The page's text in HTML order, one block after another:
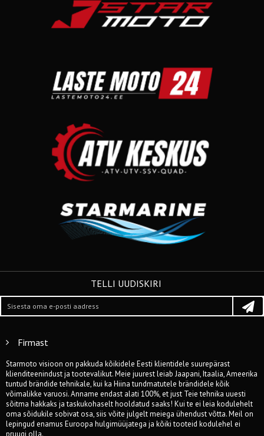
TELLI UUDISKIRI
Firmast
Starmoto visioon on pakkuda kõikidele Eesti klientidele suurepärast
klienditeenindust ja tootevalikut. Meie juurest leiab Jaapani, Itaalia, Ameerika
tuntud brändide tehnikale, kui ka Hiina tundmatutele brändidele kõik
võimalikke varuosi. Anname endast alati 100%, et just Teie tehnika uuesti
sõitma hakkaks ja taskukohaselt hooldatud saaks! Kui te ei leia kodulehelt
oma sõidukile sobivat osa, siis võite julgelt meiega ühendust võtta. Meil on
lepingud enamus Euroopa hulgimüüjatega ja kõiki tooteid kodulehel ei